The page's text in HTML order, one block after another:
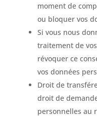
moment de
ou bloquer vos
Si vous nous
traitement de
révoquer ce
vos données
Droit de
droit de
personnelles au